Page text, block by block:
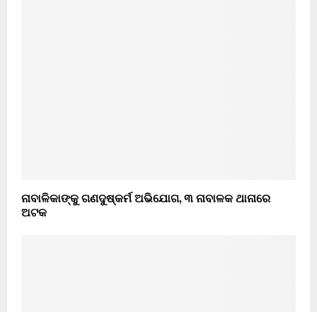
ନାବାଳିକାଙ୍କୁ ଗଣଦୁଷ୍କର୍ମ ଅଭିଯୋଗ, ୩ ନାବାଳକ ଥାନାରେ
ଅଟକ